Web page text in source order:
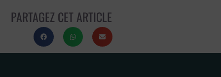
PARTAGEZ CET ARTICLE